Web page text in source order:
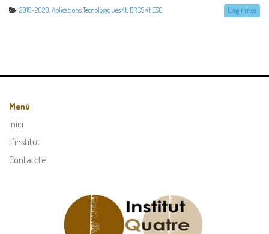
2019-2020,Aplicacions Tecnològiques 4t, BRCS 4t ESO Llegir més
Menú
Inici
L’institut
Contatcte